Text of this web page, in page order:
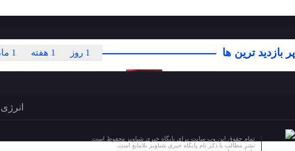
پر بازدید ترین ها 1 ماه 1 هفته 1 روز
انرژی
تمام حقوق این وب سایت برای پایگاه خبری شباویز محفوظ است.
نشر مطالب با ذکر نام پایگاه خبری شباویز بلامانع است.